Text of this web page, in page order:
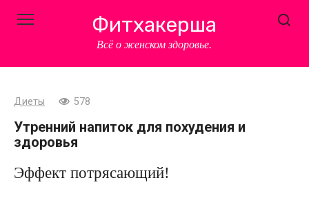
Фитхакерша
Всё о женском здоровье.
Диеты 578
Утренний напиток для похудения и
здоровья
Эффект потрясающий!